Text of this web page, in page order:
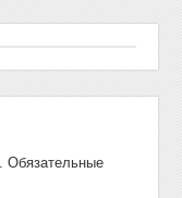
Обязательные